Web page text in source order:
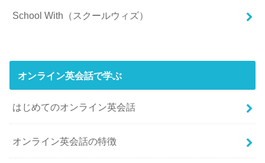
School With（スクールウィズ）
オンライン英会話で学ぶ
はじめてのオンライン英会話
オンライン英会話の特徴